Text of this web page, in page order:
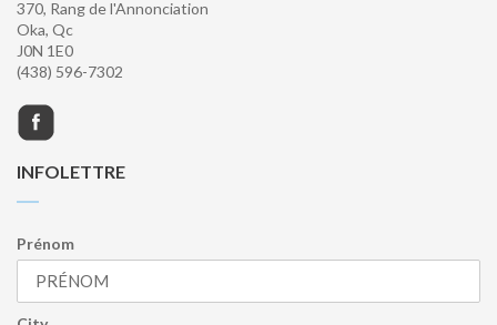
370, Rang de l'Annonciation
Oka, Qc
J0N 1E0
(438) 596-7302
INFOLETTRE
Prénom